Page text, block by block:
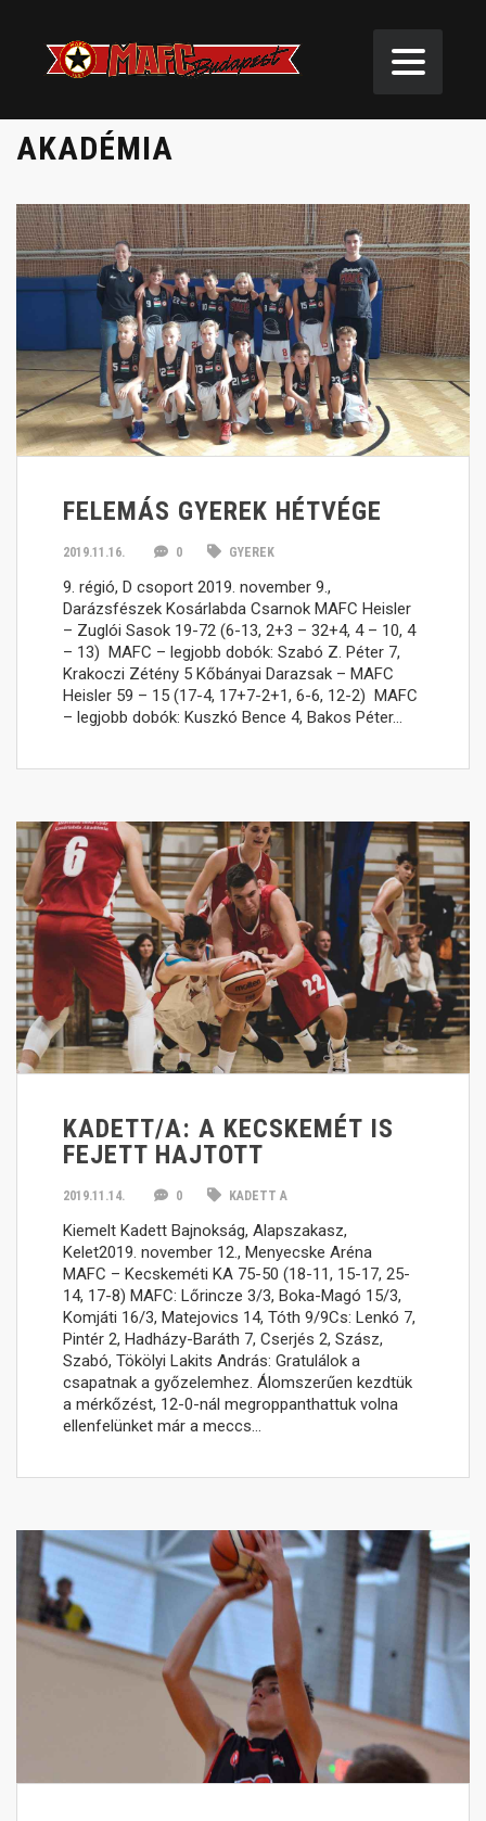
AKADÉMIA
FELEMÁS GYEREK HÉTVÉGE
2019.11.16. 0 GYEREK
9. régió, D csoport 2019. november 9.,
Darázsfészek Kosárlabda Csarnok MAFC Heisler
– Zuglói Sasok 19-72 (6-13, 2+3 – 32+4, 4 – 10, 4
– 13) MAFC – legjobb dobók: Szabó Z. Péter 7,
Krakoczi Zétény 5 Kőbányai Darazsak – MAFC
Heisler 59 – 15 (17-4, 17+7-2+1, 6-6, 12-2) MAFC
– legjobb dobók: Kuszkó Bence 4, Bakos Péter…
KADETT/A: A KECSKEMÉT IS
FEJETT HAJTOTT
2019.11.14. 0 KADETT A
Kiemelt Kadett Bajnokság, Alapszakasz,
Kelet2019. november 12., Menyecske Aréna
MAFC – Kecskeméti KA 75-50 (18-11, 15-17, 25-
14, 17-8) MAFC: Lőrincze 3/3, Boka-Magó 15/3,
Komjáti 16/3, Matejovics 14, Tóth 9/9Cs: Lenkó 7,
Pintér 2, Hadházy-Baráth 7, Cserjés 2, Szász,
Szabó, Tökölyi Lakits András: Gratulálok a
csapatnak a győzelemhez. Álomszerűen kezdtük
a mérkőzést, 12-0-nál megroppanthattuk volna
ellenfelünket már a meccs…